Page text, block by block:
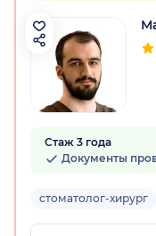
Стаж 3 года
Документы
стоматолог-хирург